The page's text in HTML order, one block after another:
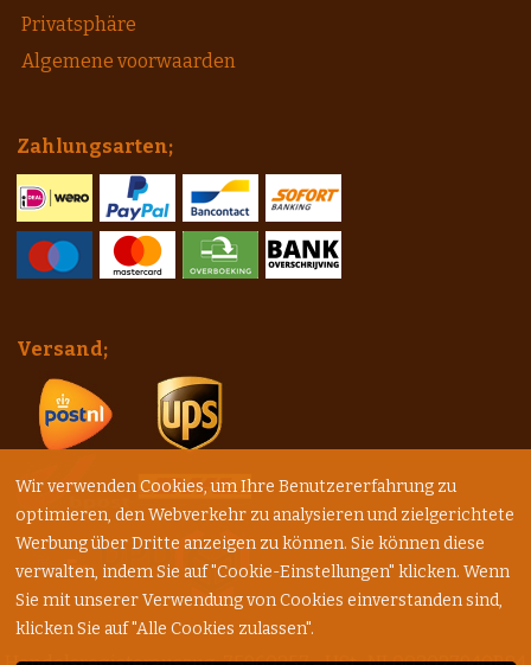
Privatsphäre
Algemene voorwaarden
Zahlungsarten;
Versand;
Wir verwenden Cookies, um Ihre Benutzererfahrung zu
optimieren, den Webverkehr zu analysieren und zielgerichtete
Werbung über Dritte anzeigen zu können. Sie können diese
verwalten, indem Sie auf "Cookie-Einstellungen" klicken. Wenn
Sie mit unserer Verwendung von Cookies einverstanden sind,
klicken Sie auf "Alle Cookies zulassen".